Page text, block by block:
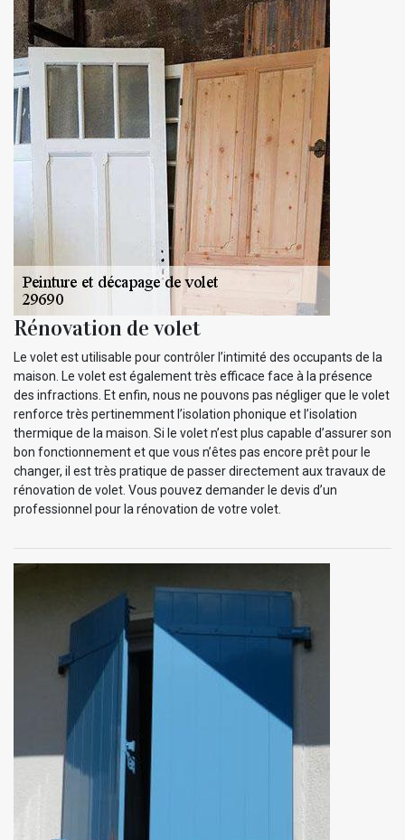
Rénovation de volet
Le volet est utilisable pour contrôler l’intimité des occupants de la
maison. Le volet est également très efficace face à la présence
des infractions. Et enfin, nous ne pouvons pas négliger que le volet
renforce très pertinemment l’isolation phonique et l’isolation
thermique de la maison. Si le volet n’est plus capable d’assurer son
bon fonctionnement et que vous n’êtes pas encore prêt pour le
changer, il est très pratique de passer directement aux travaux de
rénovation de volet. Vous pouvez demander le devis d’un
professionnel pour la rénovation de votre volet.